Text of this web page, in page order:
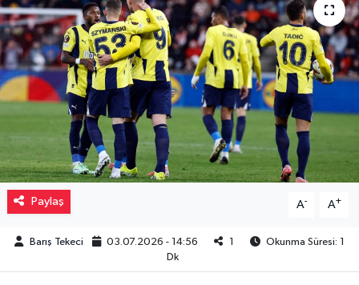
Paylaş A- A+
Barış Tekeci 03.07.2026 - 14:56 1
Okunma Süresi: 1
Dk
Magazin
Müzik
Piyasa
Resmi İlanlar
Sağlık